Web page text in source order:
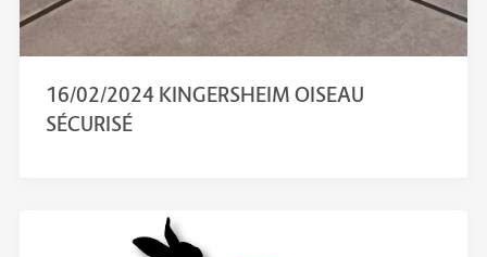
16/02/2024 KINGERSHEIM OISEAU
SÉCURISÉ